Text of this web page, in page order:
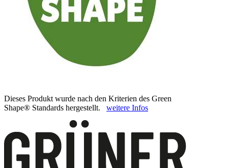
Dieses Produkt wurde nach den Kriterien des Green
Shape® Standards hergestellt. weitere Infos